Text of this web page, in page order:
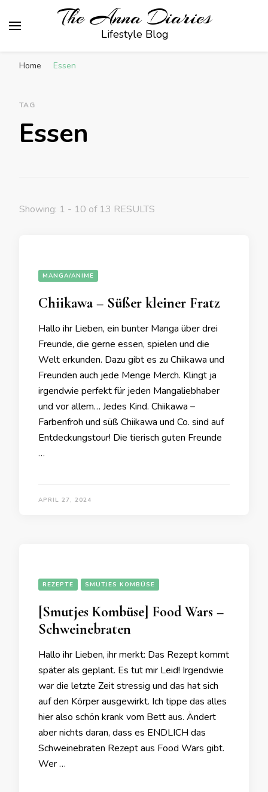
The Anna Diaries
Lifestyle Blog
Home Essen
TAG
Essen
Showing: 1 - 10 of 13 RESULTS
MANGA/ANIME
Chiikawa – Süßer kleiner Fratz
Hallo ihr Lieben, ein bunter Manga über drei
Freunde, die gerne essen, spielen und die
Welt erkunden. Dazu gibt es zu Chiikawa und
Freunden auch jede Menge Merch. Klingt ja
irgendwie perfekt für jeden Mangaliebhaber
und vor allem… Jedes Kind. Chiikawa –
Farbenfroh und süß Chiikawa und Co. sind auf
Entdeckungstour! Die tierisch guten Freunde
…
APRIL 27, 2024
REZEPTE SMUTJES KOMBÜSE
[Smutjes Kombüse] Food Wars –
Schweinebraten
Hallo ihr Lieben, ihr merkt: Das Rezept kommt
später als geplant. Es tut mir Leid! Irgendwie
war die letzte Zeit stressig und das hat sich
auf den Körper ausgewirkt. Ich tippe das alles
hier also schön krank vom Bett aus. Ändert
aber nichts daran, dass es ENDLICH das
Schweinebraten Rezept aus Food Wars gibt.
Wer …